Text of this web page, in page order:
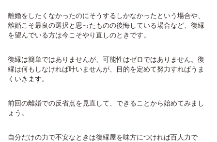
離婚をしたくなかったのにそうするしかなかったという場合や、
離婚こそ最良の選択と思ったものの後悔している場合など、復縁
を望んでいる方は今こそやり直しのときです。
復縁は簡単ではありませんが、可能性はゼロではありません。復
縁は何もしなければ叶いませんが、目的を定めて努力すればうま
くいきます。
前回の離婚での反省点を見直して、できることから始めてみまし
ょう。
自分だけの力で不安なときは復縁屋を味方につければ百人力で